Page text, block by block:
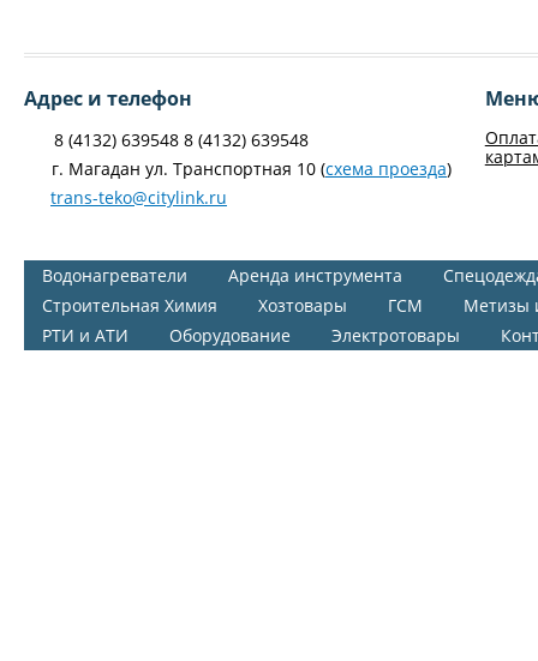
Адрес и телефон
8 (4132) 639548 8 (4132) 639548
г. Магадан ул. Транспортная 10 (схема проезда)
trans-teko@citylink.ru
Водонагреватели Аренда инструмента
Строительная Химия
Хозтовары ГСМ
Метизы
РТИ и АТИ
Оборудование Электротовары